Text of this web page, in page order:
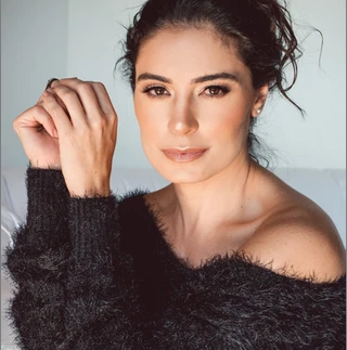
aquele concreto aparente típico da
arquitetura paulistana em peças de vestir,